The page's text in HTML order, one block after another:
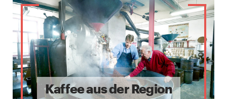
Kaffee aus der Region